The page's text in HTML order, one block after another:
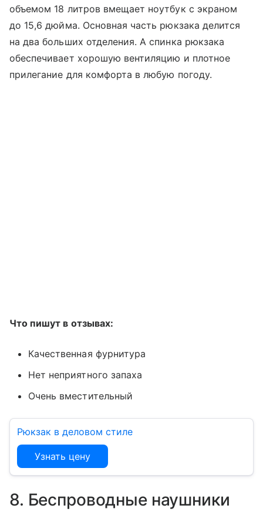
объемом 18 литров вмещает ноутбук с экраном
до 15,6 дюйма. Основная часть рюкзака делится
на два больших отделения. А спинка рюкзака
обеспечивает хорошую вентиляцию и плотное
прилегание для комфорта в любую погоду.
Что пишут в отзывах:
Качественная фурнитура
Нет неприятного запаха
Очень вместительный
Рюкзак в деловом стиле
Узнать цену
8. Беспроводные наушники